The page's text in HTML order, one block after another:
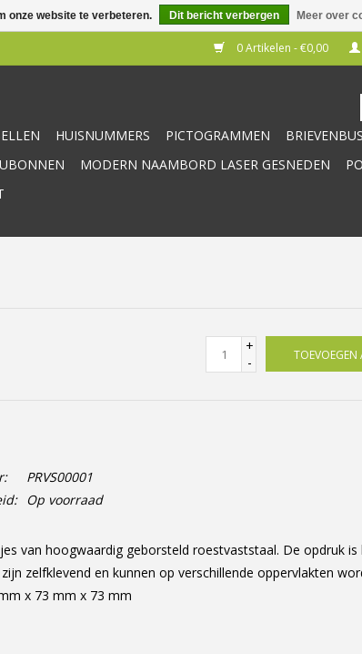
0 Artikelen - €0,00
HUISNUMMERS PICTOGRAMMEN
MODERN NAAMBORD LASER GESNEDEN
+
-
TOEVOEGEN
PRVS00001
Op voorraad
van hoogwaardig geborsteld roestvaststaal. De opdruk is
zelfklevend en kunnen op verschillende oppervlakten
x 73 mm x 73 mm
onze website te verbeteren. Dit bericht verbergen Meer over